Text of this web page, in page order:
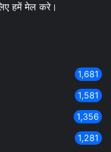
हमें मेल करे।
1,681
1,581
1,356
1,281